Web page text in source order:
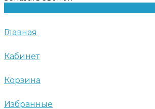
Главная
Кабинет
Корзина
Избранные